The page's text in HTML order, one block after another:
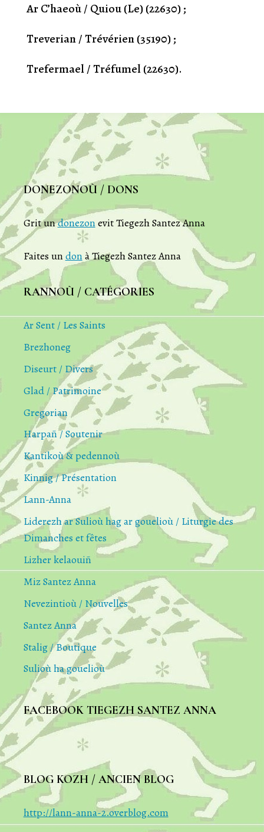
Ar C’haeoù / Quiou (Le) (22630) ;
Treverian / Trévérien (35190) ;
Trefermael / Tréfumel (22630).
DONEZONOÙ / DONS
Grit undonezonevit Tiegezh Santez Anna
Faites undonà Tiegezh Santez Anna
RANNOÙ / CATÉGORIES
Ar Sent / Les Saints
Brezhoneg
Diseurt / Divers
Glad / Patrimoine
Gregorian
Harpañ / Soutenir
Kantikoù & pedennoù
Kinnig / Présentation
Lann-Anna
Liderezh ar Sulioù hag ar gouelioù / Liturgie des
Dimanches et fêtes
Lizher kelaouiñ
Miz Santez Anna
Nevezintioù / Nouvelles
Santez Anna
Stalig / Boutique
Sulioù ha gouelioù
FACEBOOK TIEGEZH SANTEZ ANNA
BLOG KOZH / ANCIEN BLOG
http://lann-anna-2.overblog.com